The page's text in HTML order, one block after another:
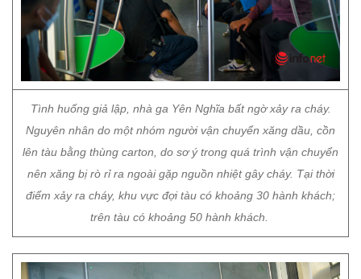
Tình huống giả lập, nhà ga Yên Nghĩa bất ngờ xảy ra cháy.
Nguyên nhân do một nhóm người vận chuyển xăng dầu, cồn
lên tàu bằng thùng carton, do sơ ý trong quá trình vận chuyển
nên xăng bị rò rỉ ra ngoài gặp nguồn nhiệt gây cháy. Tại thời
điểm xảy ra cháy, khu vực đợi tàu có khoảng 30 hành khách;
trên tàu có khoảng 50 hành khách.